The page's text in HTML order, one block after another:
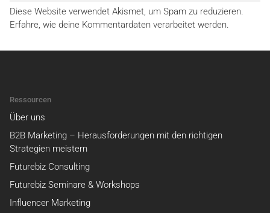
Diese Website verwendet Akismet, um Spam zu reduzieren.
Erfahre, wie deine Kommentardaten verarbeitet werden.
Ressourcen
Über uns
B2B Marketing – Herausforderungen mit den richtigen
Strategien meistern
Futurebiz Consulting
Futurebiz Seminare & Workshops
Influencer Marketing